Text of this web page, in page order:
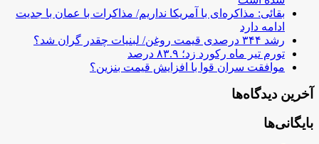
بقائی: مذاکره‌ای با آمریکا نداریم/ مذاکرات با عمان با جدیت
ادامه دارد
رشد ۳۴۴ درصدی قیمت روغن/ لبنیات چقدر گران شد؟
تورم تیر ماه رکورد زد؛ ۸۳.۹ درصد
موافقت سران قوا با افزایش قیمت بنزین؟
آخرین دیدگاه‌ها
بایگانی‌ها